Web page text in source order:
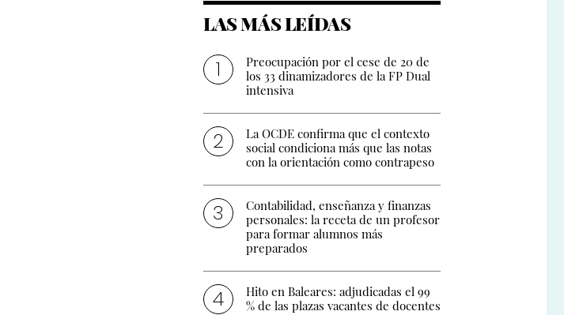
LAS MÁS LEÍDAS
Preocupación por el cese de 20 de
los 33 dinamizadores de la FP Dual
intensiva
La OCDE confirma que el contexto
social condiciona más que las notas
con la orientación como contrapeso
Contabilidad, enseñanza y finanzas
personales: la receta de un profesor
para formar alumnos más
preparados
Hito en Baleares: adjudicadas el 99
% de las plazas vacantes de docentes